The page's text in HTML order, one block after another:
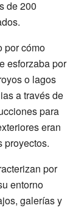
de 200
por cómo
esforzaba por
o lagos
a través de
para
eran
proyectos.
por
entorno
galerías y